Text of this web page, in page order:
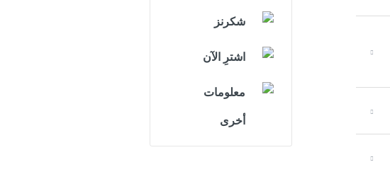
شكرنز
اشترِ الآن
معلومات
أخرى